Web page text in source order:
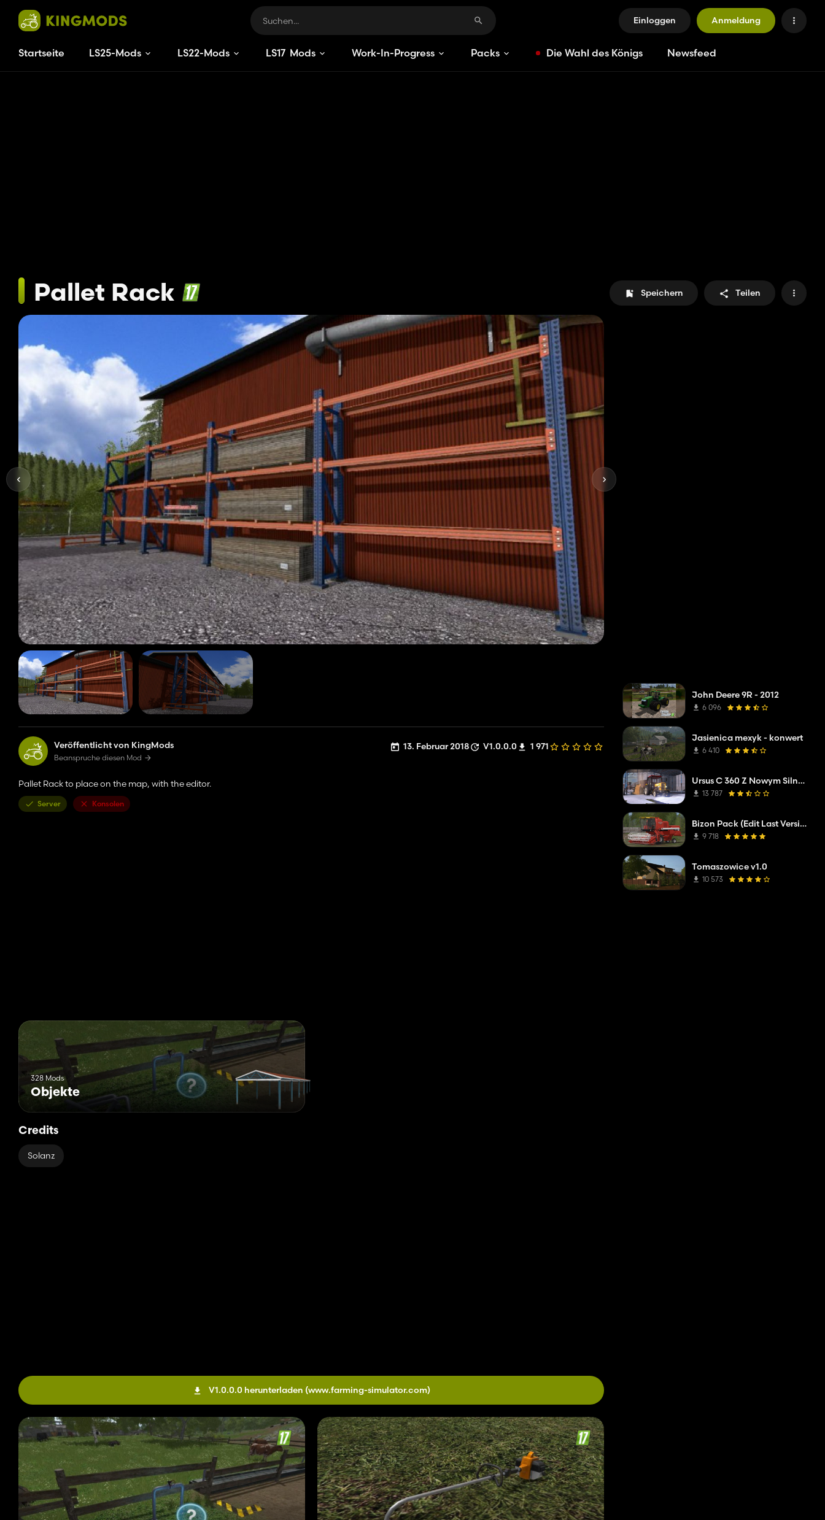
Einloggen Anmeldung
Startseite LS25-Mods LS22-Mods LS17 Mods Work-In-Progress Packs Die Wahl des Königs Newsfeed
Pallet Rack Speichern Teilen
Veröffentlicht von KingMods
Beanspruche diesen Mod
13. Februar 2018 V1.0.0.0 1 971
Pallet Rack to place on the map, with the editor.
Server Konsolen
328 Mods
Objekte
Credits
Solanz
V1.0.0.0 herunterladen (www.farming-simulator.com)
John Deere 9R - 2012
6 096
Jasienica mexyk - konwert
6 410
Ursus C 360 Z Nowym Silnikiem Z FS 19
13 787
Bizon Pack (Edit Last Version)
9 718
Tomaszowice v1.0
10 573